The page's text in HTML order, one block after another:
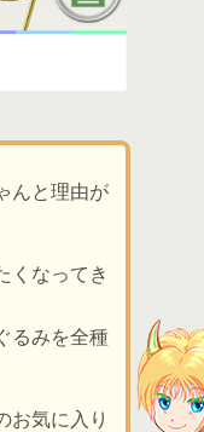
んと理由が
くなってき
るみを全種
お気に入り